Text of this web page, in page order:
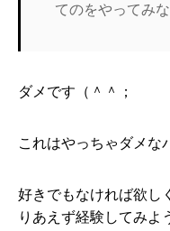
てのをやってみ
ダメです（＾＾；
これはやっちゃダメな
好きでもなければ欲し
りあえず経験してみよ